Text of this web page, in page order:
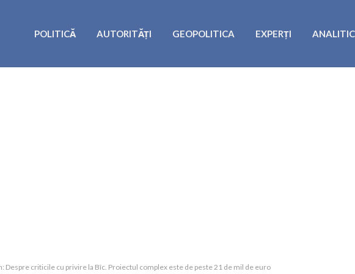
POLITICĂ AUTORITĂȚI GEOPOLITICA EXPERȚI
Despre criticile cu privire la Bîc. Proiectul complex este de peste 21 de mil de euro